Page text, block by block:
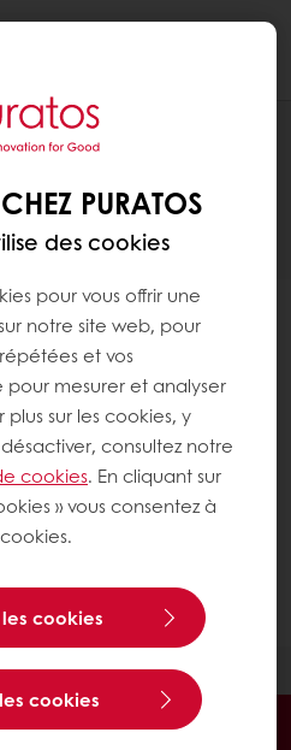
de compte a déjà été
entreprise
peut prendre plusieurs
y a plus d’une semaine et
l’e-mail de confirmation,
spam.
PURATOS
des cookies
pour vous offrir une
notre site web, pour
et vos
mesurer et analyser
sur les cookies, y
consultez notre
cookies. En cliquant sur
» vous consentez à
cookies
cookies
7